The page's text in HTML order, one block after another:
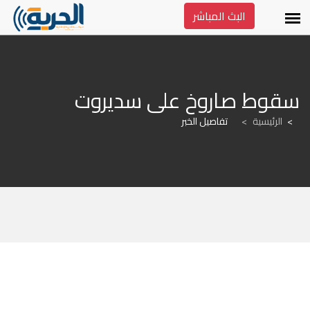
البث المباشر
سقوط صاروخ على سديروت
الرئيسية > تفاصيل الخبر